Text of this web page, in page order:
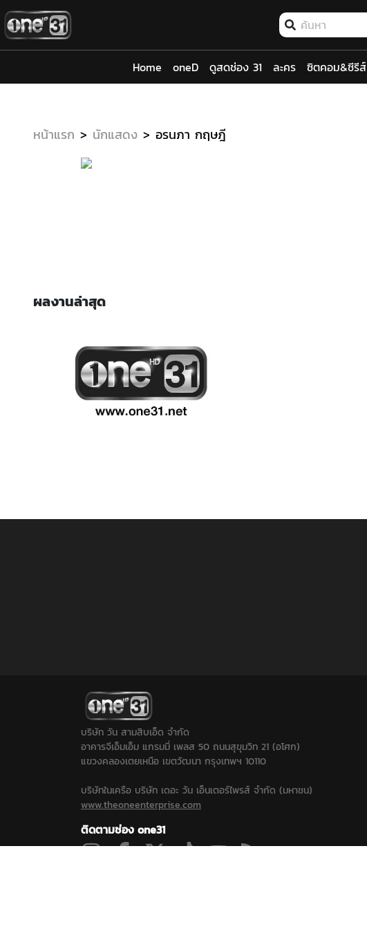
Home oneD ดูสดช่อง 31 ละคร ซิตคอม&ซีรีส์
หน้าแรก นักแสดง อรนภา กฤษฎี
ผลงานล่าสุด
บริษัท วัน สามสิบเอ็ด จำกัด
อาคารจีเอ็มเอ็ม แกรมมี่ เพลส 50 ถนนสุขุมวิท 21 (อโศก)
แขวงคลองเตยเหนือ เขตวัฒนา กรุงเทพฯ 10110
บริษัทในเครือ บริษัท เดอะ วัน เอ็นเตอร์ไพรส์ จำกัด (มหาชน)
www.theoneenterprise.com
ติดตามช่อง one31